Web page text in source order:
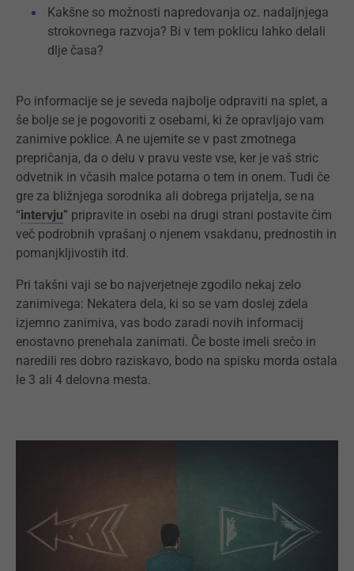
Kakšne so možnosti napredovanja oz. nadaljnjega
strokovnega razvoja? Bi v tem poklicu lahko delali
dlje časa?
Po informacije se je seveda najbolje odpraviti na splet, a
še bolje se je pogovoriti z osebami, ki že opravljajo vam
zanimive poklice. A ne ujemite se v past zmotnega
prepričanja, da o delu v pravu veste vse, ker je vaš stric
odvetnik in včasih malce potarna o tem in onem. Tudi če
gre za bližnjega sorodnika ali dobrega prijatelja, se na
“intervju” pripravite in osebi na drugi strani postavite čim
več podrobnih vprašanj o njenem vsakdanu, prednostih in
pomanjkljivostih itd.
Pri takšni vaji se bo najverjetneje zgodilo nekaj zelo
zanimivega: Nekatera dela, ki so se vam doslej zdela
izjemno zanimiva, vas bodo zaradi novih informacij
enostavno prenehala zanimati. Če boste imeli srečo in
naredili res dobro raziskavo, bodo na spisku morda ostala
le 3 ali 4 delovna mesta.